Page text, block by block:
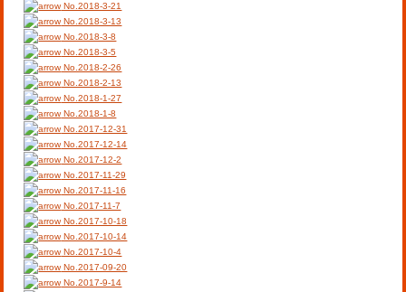
No.2018-3-21
No.2018-3-13
No.2018-3-8
No.2018-3-5
No.2018-2-26
No.2018-2-13
No.2018-1-27
No.2018-1-8
No.2017-12-31
No.2017-12-14
No.2017-12-2
No.2017-11-29
No.2017-11-16
No.2017-11-7
No.2017-10-18
No.2017-10-14
No.2017-10-4
No.2017-09-20
No.2017-9-14